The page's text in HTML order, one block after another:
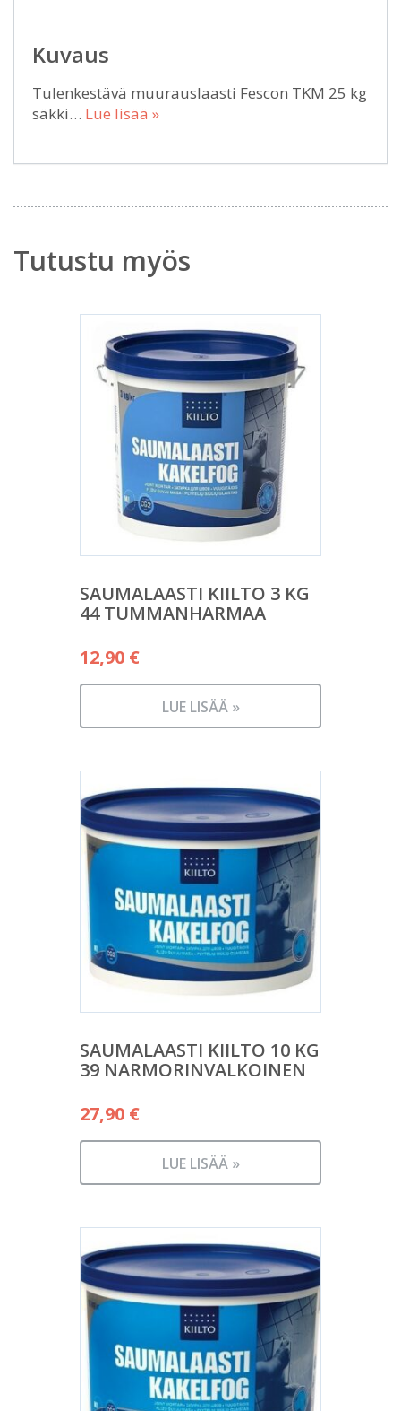
Kuvaus
Tulenkestävä muurauslaasti Fescon TKM 25 kg
säkki… Lue lisää »
Tutustu myös
SAUMALAASTI KIILTO 3 KG
44 TUMMANHARMAA
12,90 €
LUE LISÄÄ »
SAUMALAASTI KIILTO 10 KG
39 NARMORINVALKOINEN
27,90 €
LUE LISÄÄ »